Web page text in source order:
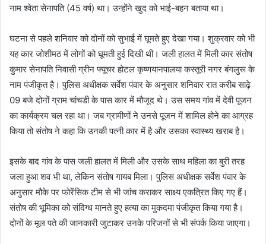
नाम श्वेता सेनापति (45 वर्ष) था। उन्होंने खुद को भाई-बहन बताया था।
घटना से पहले शनिवार को दोनों को सुभाई में घूमते हुए देखा गया। शुक्रवार को भी
यह कार जोशीमठ में लोगों को घूमती हुई दिखी थी। जली हालत में मिली कार संतोष
कुमार सेनापति निवासी ग्रीन फ्यूचर होटल कृष्णयानपालया कस्तूरी नगर बंगलुरू के
नाम पंजीकृत है। पुलिस अधीक्षक सर्वेश पंवार के अनुसार शनिवार रात करीब साढ़े
09 बजे दोनों ग्राम चांचडी के पास कार में मौजूद थे। उस समय गांव में देवी पूजन
का कार्यक्रम चल रहा था। जब ग्रामीणों ने उनसे पूजन में शामिल होने का आग्रह
किया तो संतोष ने कहा कि उनकी पत्नी कार में है और उसका स्वास्थ्य खराब है।
इसके बाद गांव के पास जली हालत में मिली और उसके साथ महिला का बुरी तरह
जला हुआ शव भी था, लेकिन संतोष गायब मिला। पुलिस अधीक्षक सर्वेश पंवार के
अनुसार मौके पर फोरेंसिक टीम से भी जांच कराकर साक्ष्य एकत्रित किए गए हैं।
संतोष की भूमिका को संदिग्ध मानते हुए हत्या का मुकदमा पंजीकृत किया गया है।
दोनों के मूल पते की जानकारी जुटाकर उनके परिजनों से भी संपर्क किया जाएगा।